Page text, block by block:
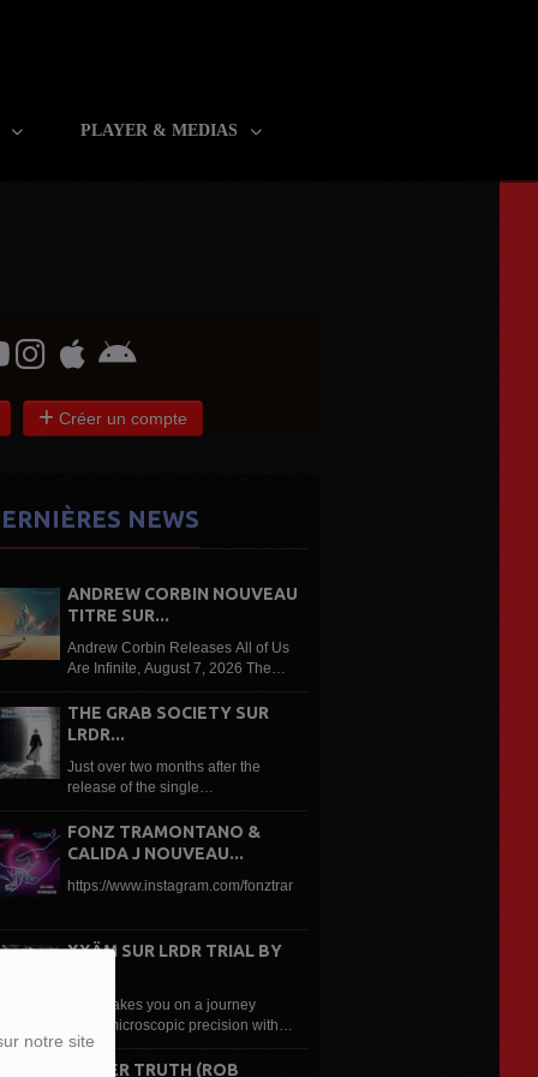
notre site
PLAYER & MEDIAS
Créer un compte
NEWS
ANDREW CORBIN NOUVEAU
TITRE SUR...
Andrew Corbin Releases All of Us
Are Infinite, August 7, 2026 The
upcoming and unfinished album to
be released in January 2027, All
THE GRAB SOCIETY SUR
LRDR...
Just over two months after the
release of the single
the form of a jam- packed remix
package. Eleven different artists
FONZ TRAMONTANO &
CALIDA J NOUVEAU...
https://www.instagram.com/fonztram/
XXÄM SUR LRDR TRIAL BY
Xxäm takes you on a journey
using microscopic precision with
the debut album! Through textural
landscapes, huge synths and stark
BITTER TRUTH (ROB